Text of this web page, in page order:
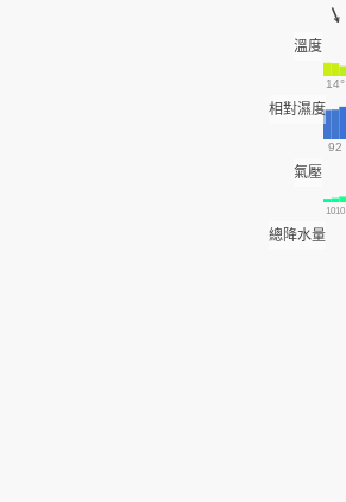
溫度
14°
相對濕度
92
氣壓
1010
總降水量